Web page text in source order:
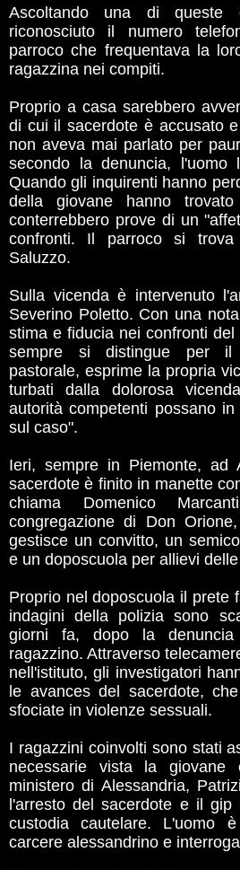
Ascoltando una di queste
riconosciuto il numero
parroco che frequentava la
ragazzina nei compiti.
Proprio a casa sarebbero
di cui il sacerdote è accusato
non aveva mai parlato per
secondo la denuncia, l'uomo
Quando gli inquirenti hanno
della giovane hanno
conterrebbero prove di un
confronti. Il parroco si
Saluzzo.
Sulla vicenda è intervenuto
Severino Poletto. Con una
stima e fiducia nei confronti
sempre si distingue per il
pastorale, esprime la propria
turbati dalla dolorosa
autorità competenti possano
sul caso".
Ieri, sempre in Piemonte, ad
sacerdote è finito in manette
chiama Domenico
congregazione di Don
gestisce un convitto, un
e un doposcuola per allievi
Proprio nel doposcuola il prete
indagini della polizia sono
giorni fa, dopo la
ragazzino. Attraverso
nell'istituto, gli investigatori
le avances del sacerdote,
sfociate in violenze sessuali.
I ragazzini coinvolti sono stati
necessarie vista la
ministero di Alessandria,
l'arresto del sacerdote e il
custodia cautelare. L'uomo
carcere alessandrino e